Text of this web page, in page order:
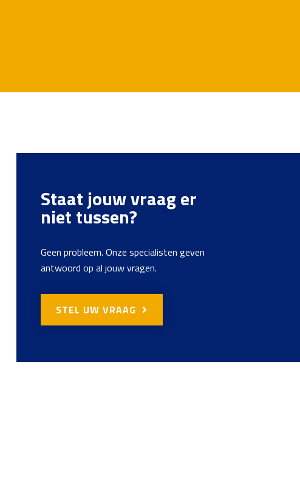
Staat jouw vraag er
niet tussen?
Geen probleem. Onze specialisten geven
antwoord op al jouw vragen.
STEL UW VRAAG